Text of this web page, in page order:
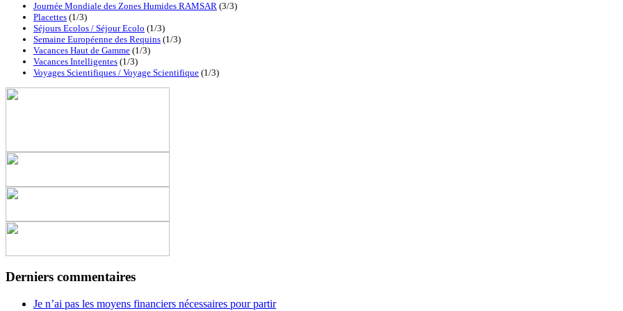
Journée Mondiale des Zones Humides RAMSAR (3/3)
Placettes (1/3)
Séjours Ecolos / Séjour Ecolo (1/3)
Semaine Européenne des Requins (1/3)
Vacances Haut de Gamme (1/3)
Vacances Intelligentes (1/3)
Voyages Scientifiques / Voyage Scientifique (1/3)
Derniers commentaires
Je n’ai pas les moyens financiers nécessaires pour partir